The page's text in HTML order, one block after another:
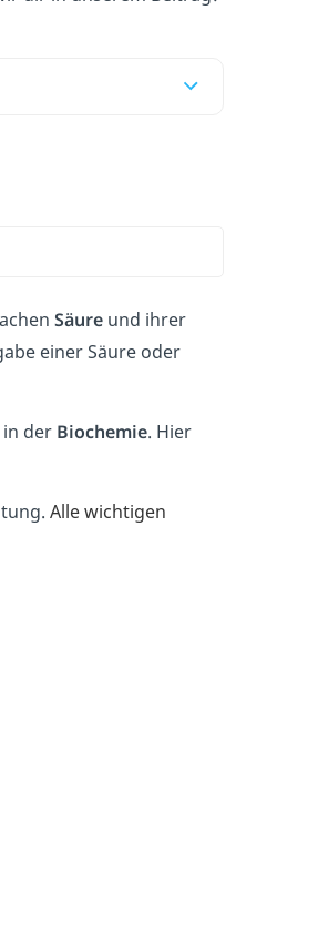
Säure und ihrer
einer Säure oder
der Biochemie. Hier
Alle wichtigen